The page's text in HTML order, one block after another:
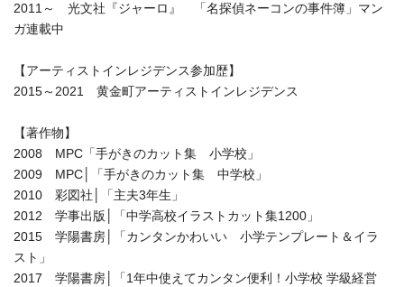
2011～ 光文社『ジャーロ』 「名探偵ネーコンの事件簿」マン
ガ連載中
【アーティストインレジデンス参加歴】
2015～2021 黄金町アーティストインレジデンス
【著作物】
2008 MPC「手がきのカット集 小学校」
2009 MPC│「手がきのカット集 中学校」
2010 彩図社│「主夫3年生」
2012 学事出版│「中学高校イラストカット集1200」
2015 学陽書房│「カンタンかわいい 小学テンプレート＆イラ
スト」
2017 学陽書房│「1年中使えてカンタン便利！小学校 学級経営